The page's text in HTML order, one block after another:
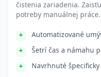
čistenia zariadenia.
potreby manuálnej práce.
Automatizované
Šetrí čas a námahu
Navrhnuté